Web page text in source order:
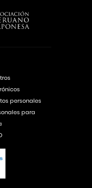
personales
para